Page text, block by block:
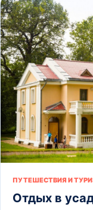
ПУТЕШЕСТВИЯ И
Отдых в